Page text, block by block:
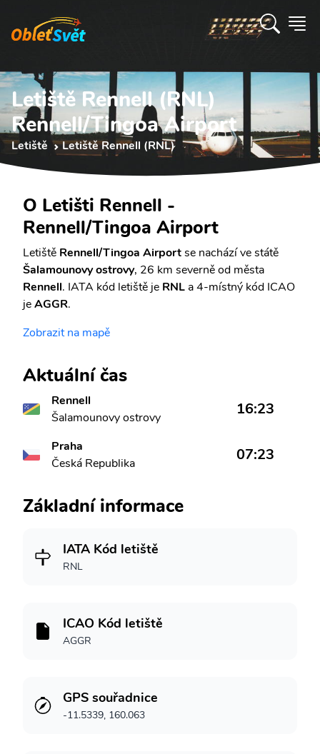
Letiště Rennell (RNL)
Rennell/Tingoa Airport
Letiště Letiště Rennell (RNL)
O Letišti Rennell -
Rennell/Tingoa Airport
Letiště Rennell/Tingoa Airportse nachází ve státě
Šalamounovy ostrovy, 26 km severně od města
Rennell. IATA kód letiště je RNL a 4-místný kód ICAO
jeAGGR.
Zobrazit na mapě
Aktuální čas
Rennell
Šalamounovy ostrovy
16:23
Praha
Česká Republika
07:23
Základní informace
IATA Kód letiště
RNL
ICAO Kód letiště
AGGR
GPS souřadnice
-11.5339, 160.063